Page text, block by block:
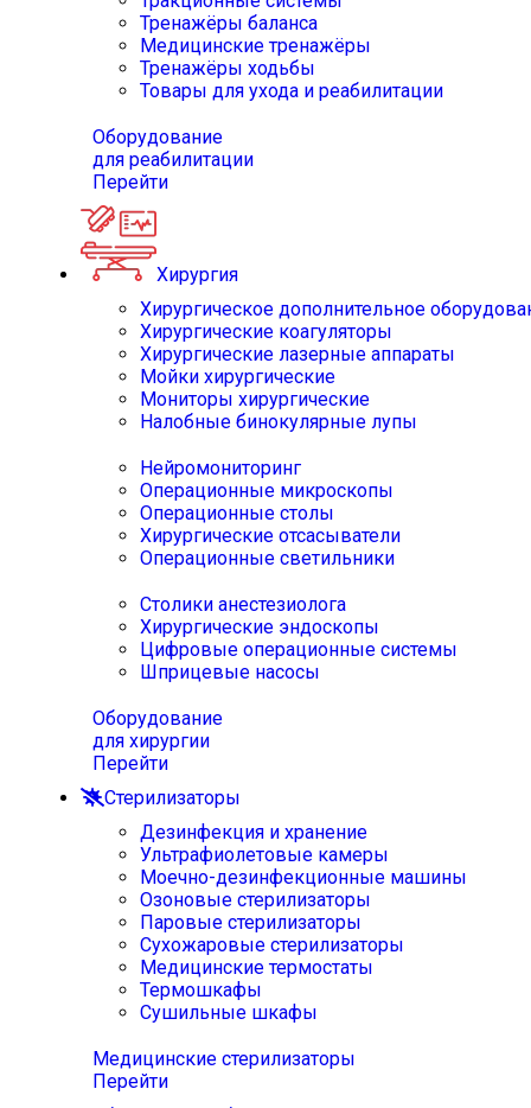
Тренажёры баланса
Медицинские тренажёры
Тренажёры ходьбы
Товары для ухода и реабилитации
Оборудование
для реабилитации
Перейти
Хирургия
Хирургическое дополнительное
Хирургические коагуляторы
Хирургические лазерные аппараты
Мойки хирургические
Мониторы хирургические
Налобные бинокулярные лупы
Нейромониторинг
Операционные микроскопы
Операционные столы
Хирургические отсасыватели
Операционные светильники
Столики анестезиолога
Хирургические эндоскопы
Цифровые операционные системы
Шприцевые насосы
Оборудование
для хирургии
Перейти
Стерилизаторы
Дезинфекция и хранение
Ультрафиолетовые камеры
Моечно-дезинфекционные машины
Озоновые стерилизаторы
Паровые стерилизаторы
Сухожаровые стерилизаторы
Медицинские термостаты
Термошкафы
Сушильные шкафы
Медицинские стерилизаторы
Перейти